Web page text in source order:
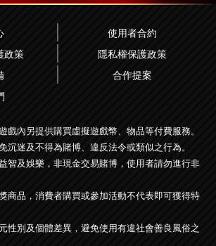
使用者合約
政策
隱私權保護政策
合作提案
戲內另提供購買虛擬遊戲幣、物品等付費服務。
沉迷及不得為賭博、違反法令或類似之行為。
智及娛樂，非現金交易賭博，使用者請勿進行非
商品，消費者購買或參加活動不代表即可獲得特
性別及個體差異，避免使用有違社會善良風俗之